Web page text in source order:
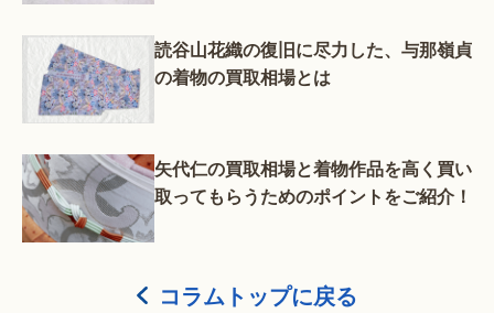
読谷山花織の復旧に尽力した、与那嶺貞
の着物の買取相場とは
矢代仁の買取相場と着物作品を高く買い
取ってもらうためのポイントをご紹介！
コラムトップに戻る